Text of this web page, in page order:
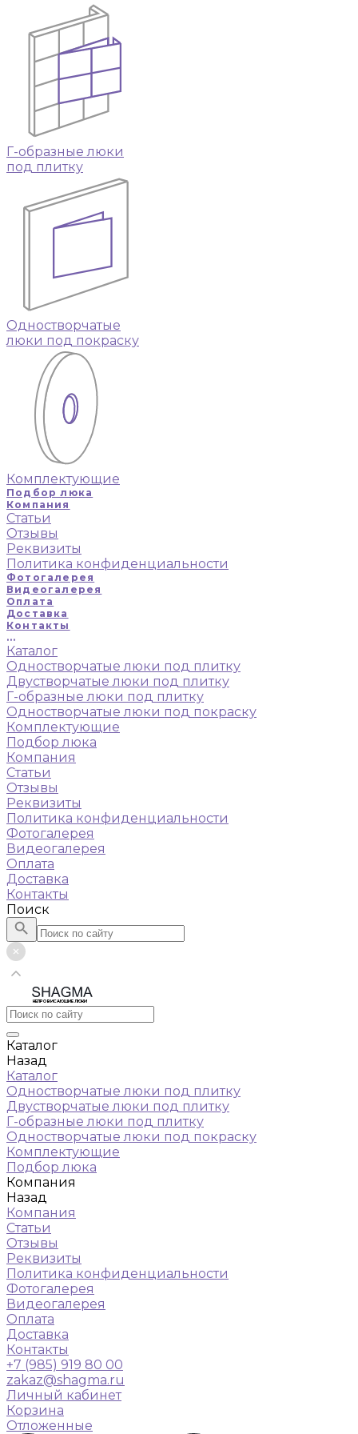
Г-образные люки
под плитку
Одностворчатые
люки под покраску
Комплектующие
Подбор люка
Компания
Статьи
Отзывы
Реквизиты
Политика конфиденциальности
Фотогалерея
Видеогалерея
Оплата
Доставка
Контакты
...
Каталог
Одностворчатые люки под плитку
Двустворчатые люки под плитку
Г-образные люки под плитку
Одностворчатые люки под покраску
Комплектующие
Подбор люка
Компания
Статьи
Отзывы
Реквизиты
Политика конфиденциальности
Фотогалерея
Видеогалерея
Оплата
Доставка
Контакты
Поиск
НЕПРОВИСАЮЩИЕ ЛЮКИ
Каталог
Назад
Каталог
Одностворчатые люки под плитку
Двустворчатые люки под плитку
Г-образные люки под плитку
Одностворчатые люки под покраску
Комплектующие
Подбор люка
Компания
Назад
Компания
Статьи
Отзывы
Реквизиты
Политика конфиденциальности
Фотогалерея
Видеогалерея
Оплата
Доставка
Контакты
+7 (985) 919 80 00
zakaz@shagma.ru
Личный кабинет
Корзина
Отложенные